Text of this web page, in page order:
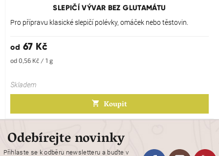
SLEPIČÍ VÝVAR BEZ GLUTAMÁTU
5,0
hvězdiček.
Pro přípravu klasické slepičí polévky, omáček nebo těstovin.
od 67 Kč
Měrná
od 0,56 Kč / 1 g
Skladem
Koupit
Odebírejte novinky
Přihlaste se k odběru newsletteru a buďte v